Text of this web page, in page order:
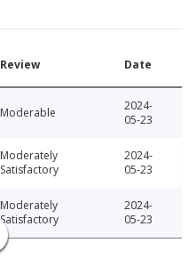
Review Date
Moderable
2024-
05-23
Moderately
Satisfactory
2024-
05-23
Moderately
Satisfactory
2024-
05-23